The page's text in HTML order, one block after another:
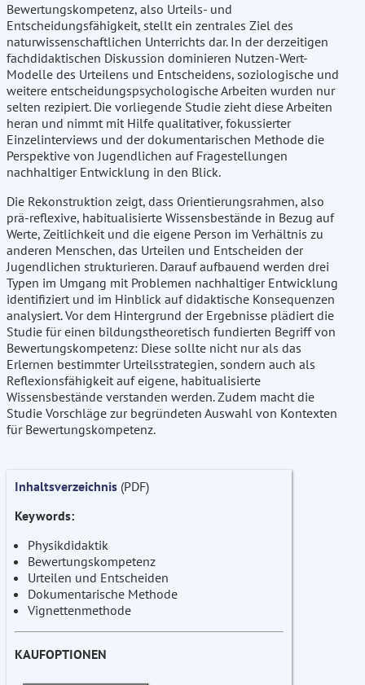
Bewertungskompetenz, also Urteils- und
Entscheidungsfähigkeit, stellt ein zentrales Ziel des
naturwissenschaftlichen Unterrichts dar. In der derzeitigen
fachdidaktischen Diskussion dominieren Nutzen-Wert-
Modelle des Urteilens und Entscheidens, soziologische und
weitere entscheidungspsychologische Arbeiten wurden nur
selten rezipiert. Die vorliegende Studie zieht diese Arbeiten
heran und nimmt mit Hilfe qualitativer, fokussierter
Einzelinterviews und der dokumentarischen Methode die
Perspektive von Jugendlichen auf Fragestellungen
nachhaltiger Entwicklung in den Blick.
Die Rekonstruktion zeigt, dass Orientierungsrahmen, also
prä-reflexive, habitualisierte Wissensbestände in Bezug auf
Werte, Zeitlichkeit und die eigene Person im Verhältnis zu
anderen Menschen, das Urteilen und Entscheiden der
Jugendlichen strukturieren. Darauf aufbauend werden drei
Typen im Umgang mit Problemen nachhaltiger Entwicklung
identifiziert und im Hinblick auf didaktische Konsequenzen
analysiert. Vor dem Hintergrund der Ergebnisse plädiert die
Studie für einen bildungstheoretisch fundierten Begriff von
Bewertungskompetenz: Diese sollte nicht nur als das
Erlernen bestimmter Urteilsstrategien, sondern auch als
Reflexionsfähigkeit auf eigene, habitualisierte
Wissensbestände verstanden werden. Zudem macht die
Studie Vorschläge zur begründeten Auswahl von Kontexten
für Bewertungskompetenz.
Inhaltsverzeichnis (PDF)
Keywords:
Physikdidaktik
Bewertungskompetenz
Urteilen und Entscheiden
Dokumentarische Methode
Vignettenmethode
KAUFOPTIONEN